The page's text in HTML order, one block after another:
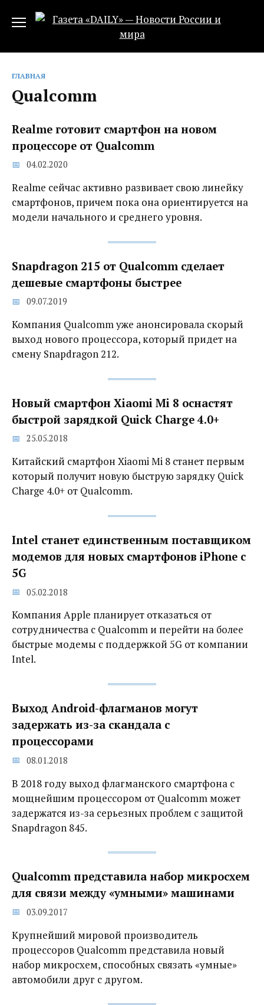
ГЛАВНАЯ
Qualcomm
Realme готовит смартфон на новом
процессоре от Qualcomm
04.02.2020
Realme сейчас активно развивает свою линейку
смартфонов, причем пока она ориентируется на
модели начального и среднего уровня.
Snapdragon 215 от Qualcomm сделает
дешевые смартфоны быстрее
09.07.2019
Компания Qualcomm уже анонсировала скорый
выход нового процессора, который придет на
смену Snapdragon 212.
Новый смартфон Xiaomi Mi 8 оснастят
быстрой зарядкой Quick Charge 4.0+
25.05.2018
Китайский смартфон Xiaomi Mi 8 станет первым
который получит новую быструю зарядку Quick
Charge 4.0+ от Qualcomm.
Intel станет единственным поставщиком
модемов для новых смартфонов iPhone с
5G
05.02.2018
Компания Apple планирует отказаться от
сотрудничества с Qualcomm и перейти на более
быстрые модемы с поддержкой 5G от компании
Intel.
Выход Android-флагманов‍ могут
задержать из-за скандала с
процессорами
08.01.2018
В 2018 году выход флагманского смартфона с
мощнейшим процессором от Qualcomm может
задержатся из-за серьезных проблем с защитой
Snapdragon 845.
Qualcomm представила набор микросхем
для связи между «умными» машинами‍
03.09.2017
Крупнейший мировой производитель
процессоров Qualcomm представила новый
набор микросхем, способных связать «умные»
автомобили друг с другом.